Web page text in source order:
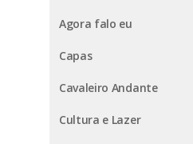
Agora falo eu
Capas
Cavaleiro Andante
Cultura e Lazer